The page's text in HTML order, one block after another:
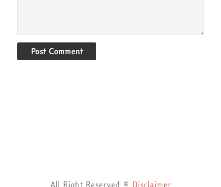
Post Comment
All Right Reserved © Disclaimer